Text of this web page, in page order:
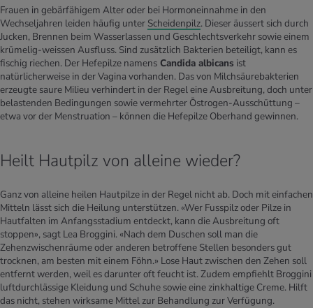
Frauen in gebärfähigem Alter oder bei Hormoneinnahme in den
Wechseljahren leiden häufig unter Scheidenpilz. Dieser äussert sich durch
Jucken, Brennen beim Wasserlassen und Geschlechtsverkehr sowie einem
krümelig-weissen Ausfluss. Sind zusätzlich Bakterien beteiligt, kann es
fischig riechen. Der Hefepilze namens Candida albicans ist
natürlicherweise in der Vagina vorhanden. Das von Milchsäurebakterien
erzeugte saure Milieu verhindert in der Regel eine Ausbreitung, doch unter
belastenden Bedingungen sowie vermehrter Östrogen-Ausschüttung –
etwa vor der Menstruation – können die Hefepilze Oberhand gewinnen.
Heilt Hautpilz von alleine wieder?
Ganz von alleine heilen Hautpilze in der Regel nicht ab. Doch mit einfachen
Mitteln lässt sich die Heilung unterstützen. «Wer Fusspilz oder Pilze in
Hautfalten im Anfangsstadium entdeckt, kann die Ausbreitung oft
stoppen», sagt Lea Broggini. «Nach dem Duschen soll man die
Zehenzwischenräume oder anderen betroffene Stellen besonders gut
trocknen, am besten mit einem Föhn.» Lose Haut zwischen den Zehen soll
entfernt werden, weil es darunter oft feucht ist. Zudem empfiehlt Broggini
luftdurchlässige Kleidung und Schuhe sowie eine zinkhaltige Creme. Hilft
das nicht, stehen wirksame Mittel zur Behandlung zur Verfügung.